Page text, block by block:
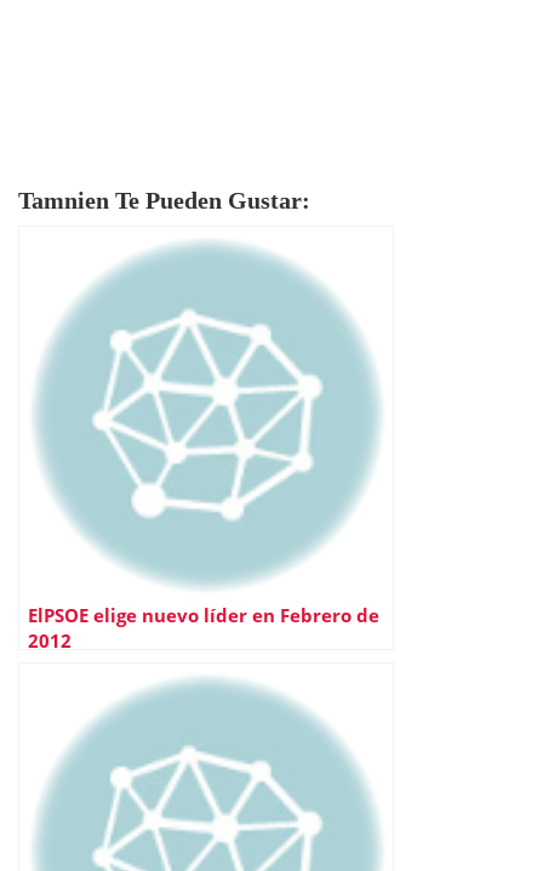
Tamnien Te Pueden Gustar:
ElPSOE elige nuevo líder en Febrero de
2012